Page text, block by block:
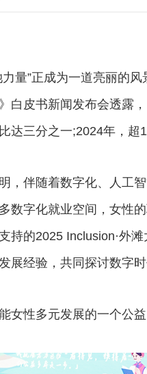
”正成为一道亮丽的风
白皮书新闻发布会透露
达三分之一;2024年，
伴随着数字化、人工智
数字化就业空间，女性
持的2025 Inclusion·外
展经验，共同探讨数字
性多元发展的一个公益